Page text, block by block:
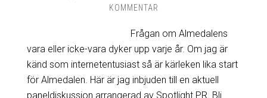
KOMMENTAR
Frågan om Almedalens
vara eller icke-vara dyker upp varje år. Om jag är
känd som internetentusiast så är kärleken lika start
för Almedalen. Här är jag inbjuden till en aktuell
paneldiskussion arrangerad av Spotlight PR. Bli